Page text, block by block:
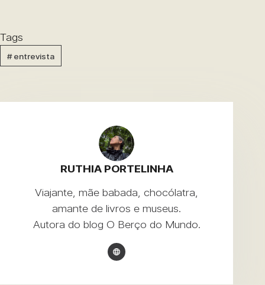
Tags
#entrevista
RUTHIA PORTELINHA
Viajante, mãe babada, chocólatra,
amante de livros e museus.
Autora do blog O Berço do Mundo.